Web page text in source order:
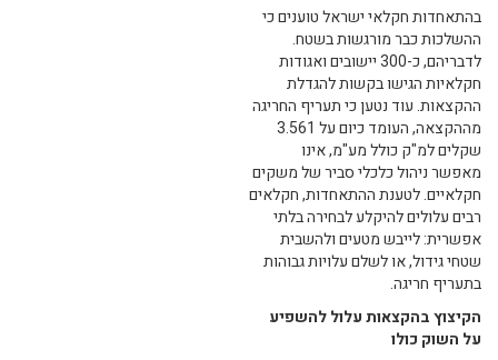
בהתאחדות חקלאי ישראל טוענים כי
ההשלכות כבר מורגשות בשטח.
לדבריהם, כ-300 יישובים ואגודות
חקלאיות הגישו בקשות להגדלת
ההקצאות. עוד נטען כי תעריף החריגה
מההקצאה, העומד כיום על 3.561
שקלים למ"ק כולל מע"מ, אינו
מאפשר ניהול כלכלי סביר של משקים
חקלאיים. לטענת ההתאחדות, חקלאים
רבים עלולים להיקלע לבחירה בלתי
אפשרית: לייבש מטעים ולהשבית
שטחי גידול, או לשלם עלויות גבוהות
בתעריף חריגה.
הקיצוץ בהקצאות עלול להשפיע
על השוק כולו